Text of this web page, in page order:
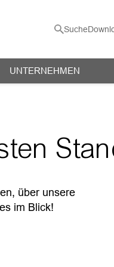
Suche
UNTERNEHMEN
über unsere
im Blick!